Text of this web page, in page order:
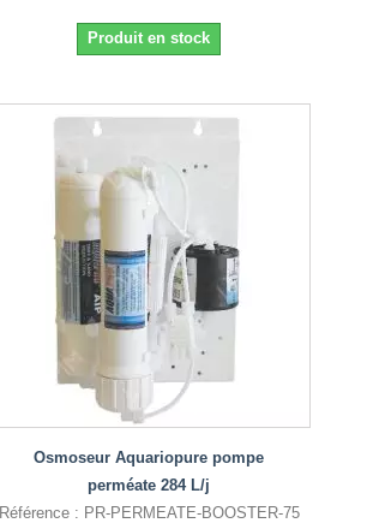
Produit en stock
Osmoseur Aquariopure pompe
perméate 284 L/j
Référence : PR-PERMEATE-BOOSTER-75